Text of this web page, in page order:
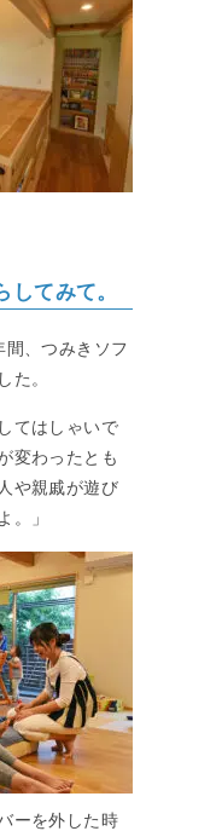
てみて。
、つみきソフ
た。
てはしゃいで
変わったとも
や親戚が遊び
。」
ーを外した時